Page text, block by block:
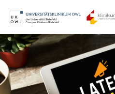
Login
Benutzername